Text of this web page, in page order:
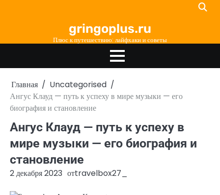
gringoplus.ru
Плюс к путешествию: лайфхаки и советы
Главная
Uncategorised
Ангус Клауд — путь к успеху в мире музыки — его
биография и становление
Ангус Клауд — путь к успеху в
мире музыки — его биография и
становление
2 декабря 2023 отtravelbox27_